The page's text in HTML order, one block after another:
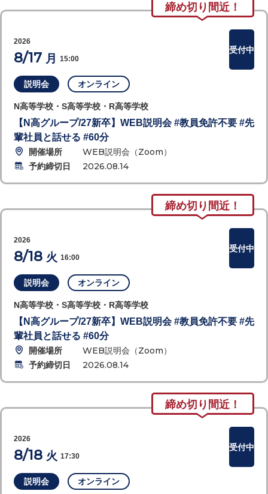
締め切り間近！
説明会 オンライン
N高等学校・S高等学校・R高等学校
【N高グループ/27新卒】WEB説明会 #教員免許不要 #先
輩社員と話せる #60分
開催場所
WEB説明会（Zoom）
予約締切日
2026.08.14
2026
8/17 月 15:00
受付中
締め切り間近！
説明会 オンライン
N高等学校・S高等学校・R高等学校
【N高グループ/27新卒】WEB説明会 #教員免許不要 #先
輩社員と話せる #60分
開催場所
WEB説明会（Zoom）
予約締切日
2026.08.14
2026
8/18 火 16:00
受付中
締め切り間近！
説明会 オンライン
2026
8/18 火 17:30
受付中